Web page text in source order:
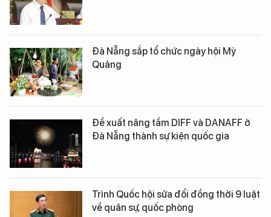
Đà Nẵng sắp tổ chức ngày hội Mỳ
Quảng
Đề xuất nâng tầm DIFF và DANAFF ở
Đà Nẵng thành sự kiện quốc gia
Trình Quốc hội sửa đổi đồng thời 9 luật
về quân sự, quốc phòng